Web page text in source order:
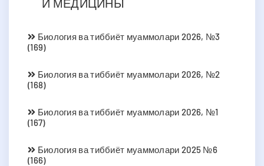
Биология ва тиббиёт муаммолари 2026, №3
(169)
Биология ва тиббиёт муаммолари 2026, №2
(168)
Биология ва тиббиёт муаммолари 2026, №1
(167)
Биология ва тиббиёт муаммолари 2025 №6
(166)